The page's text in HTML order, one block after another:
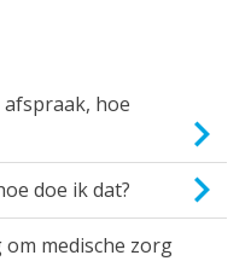
hoe
doe ik dat?
medische zorg